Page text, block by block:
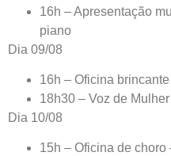
16h – Apresentação
piano
Dia 09/08
16h – Oficina brincante
18h30 – Voz de Mulher
Dia 10/08
15h – Oficina de